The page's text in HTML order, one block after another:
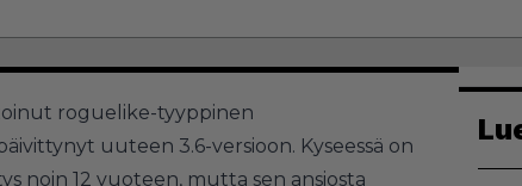
roguelike-tyyppinen
uuteen 3.6-versioon. Kyseessä on
noin 12 vuoteen, mutta sen ansiosta